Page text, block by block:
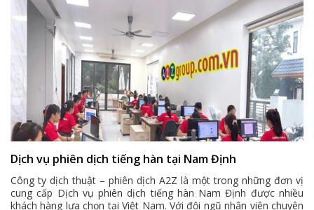
Dịch vụ phiên dịch tiếng hàn tại Nam Định
Công ty dịch thuật – phiên dịch A2Z là một trong những đơn vị
cung cấp Dịch vụ phiên dịch tiếng hàn Nam Định được nhiều
khách hàng lựa chọn tại Việt Nam. Với đội ngũ nhân viên chuyên